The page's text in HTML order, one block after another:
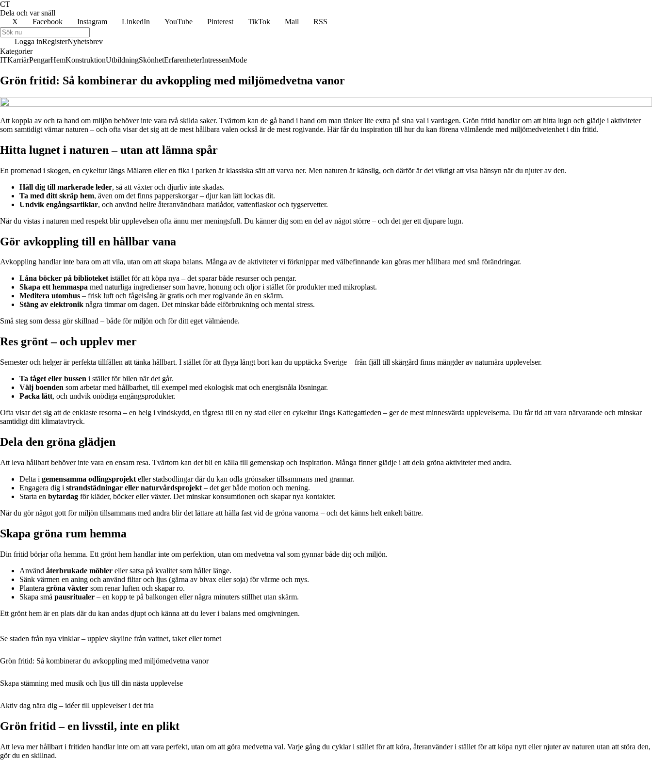
CT
Dela och var snäll
X
Facebook Instagram LinkedIn YouTube Pinterest TikTok Mail RSS
Logga inRegisterNyhetsbrev
Kategorier
ITKarriärPengarHemKonstruktionUtbildningSkönhetErfarenheterIntressenMode
Grön fritid: Så kombinerar du avkoppling med miljömedvetna vanor
Att koppla av och ta hand om miljön behöver inte vara två skilda saker. Tvärtom kan de gå hand i hand om man tänker lite extra på sina val i vardagen. Grön fritid handlar om att hitta lugn och glädje i aktiviteter
som samtidigt värnar naturen – och ofta visar det sig att de mest hållbara valen också är de mest rogivande. Här får du inspiration till hur du kan förena välmående med miljömedvetenhet i din fritid.
Hitta lugnet i naturen – utan att lämna spår
En promenad i skogen, en cykeltur längs Mälaren eller en fika i parken är klassiska sätt att varva ner. Men naturen är känslig, och därför är det viktigt att visa hänsyn när du njuter av den.
Håll dig till markerade leder, så att växter och djurliv inte skadas.
Ta med ditt skräp hem, även om det finns papperskorgar – djur kan lätt lockas dit.
Undvik engångsartiklar, och använd hellre återanvändbara matlådor, vattenflaskor och tygservetter.
När du vistas i naturen med respekt blir upplevelsen ofta ännu mer meningsfull. Du känner dig som en del av något större – och det ger ett djupare lugn.
Gör avkoppling till en hållbar vana
Avkoppling handlar inte bara om att vila, utan om att skapa balans. Många av de aktiviteter vi förknippar med välbefinnande kan göras mer hållbara med små förändringar.
Låna böcker på biblioteketistället för att köpa nya – det sparar både resurser och pengar.
Skapa ett hemmaspa med naturliga ingredienser som havre, honung och oljor i stället för produkter med mikroplast.
Meditera utomhus – frisk luft och fågelsång är gratis och mer rogivande än en skärm.
Stäng av elektronik några timmar om dagen. Det minskar både elförbrukning och mental stress.
Små steg som dessa gör skillnad – både för miljön och för ditt eget välmående.
Res grönt – och upplev mer
Semester och helger är perfekta tillfällen att tänka hållbart. I stället för att flyga långt bort kan du upptäcka Sverige – från fjäll till skärgård finns mängder av naturnära upplevelser.
Ta tåget eller bussen i stället för bilen när det går.
Välj boenden som arbetar med hållbarhet, till exempel med ekologisk mat och energisnåla lösningar.
Packa lätt, och undvik onödiga engångsprodukter.
Ofta visar det sig att de enklaste resorna – en helg i vindskydd, en tågresa till en ny stad eller en cykeltur längs Kattegattleden – ger de mest minnesvärda upplevelserna. Du får tid att vara närvarande och minskar
samtidigt ditt klimatavtryck.
Dela den gröna glädjen
Att leva hållbart behöver inte vara en ensam resa. Tvärtom kan det bli en källa till gemenskap och inspiration. Många finner glädje i att dela gröna aktiviteter med andra.
Delta i gemensamma odlingsprojekt eller stadsodlingar där du kan odla grönsaker tillsammans med grannar.
Engagera dig i strandstädningar eller naturvårdsprojekt – det ger både motion och mening.
Starta en bytardag för kläder, böcker eller växter. Det minskar konsumtionen och skapar nya kontakter.
När du gör något gott för miljön tillsammans med andra blir det lättare att hålla fast vid de gröna vanorna – och det känns helt enkelt bättre.
Skapa gröna rum hemma
Din fritid börjar ofta hemma. Ett grönt hem handlar inte om perfektion, utan om medvetna val som gynnar både dig och miljön.
Använd återbrukade möbler eller satsa på kvalitet som håller länge.
Sänk värmen en aning och använd filtar och ljus (gärna av bivax eller soja) för värme och mys.
Plantera gröna växter som renar luften och skapar ro.
Skapa små pausritualer – en kopp te på balkongen eller några minuters stillhet utan skärm.
Ett grönt hem är en plats där du kan andas djupt och känna att du lever i balans med omgivningen.
Se staden från nya vinklar – upplev skyline från vattnet, taket eller tornet
Grön fritid: Så kombinerar du avkoppling med miljömedvetna vanor
Skapa stämning med musik och ljus till din nästa upplevelse
Aktiv dag nära dig – idéer till upplevelser i det fria
Grön fritid – en livsstil, inte en plikt
Att leva mer hållbart i fritiden handlar inte om att vara perfekt, utan om att göra medvetna val. Varje gång du cyklar i stället för att köra, återanvänder i stället för att köpa nytt eller njuter av naturen utan att störa den,
gör du en skillnad.